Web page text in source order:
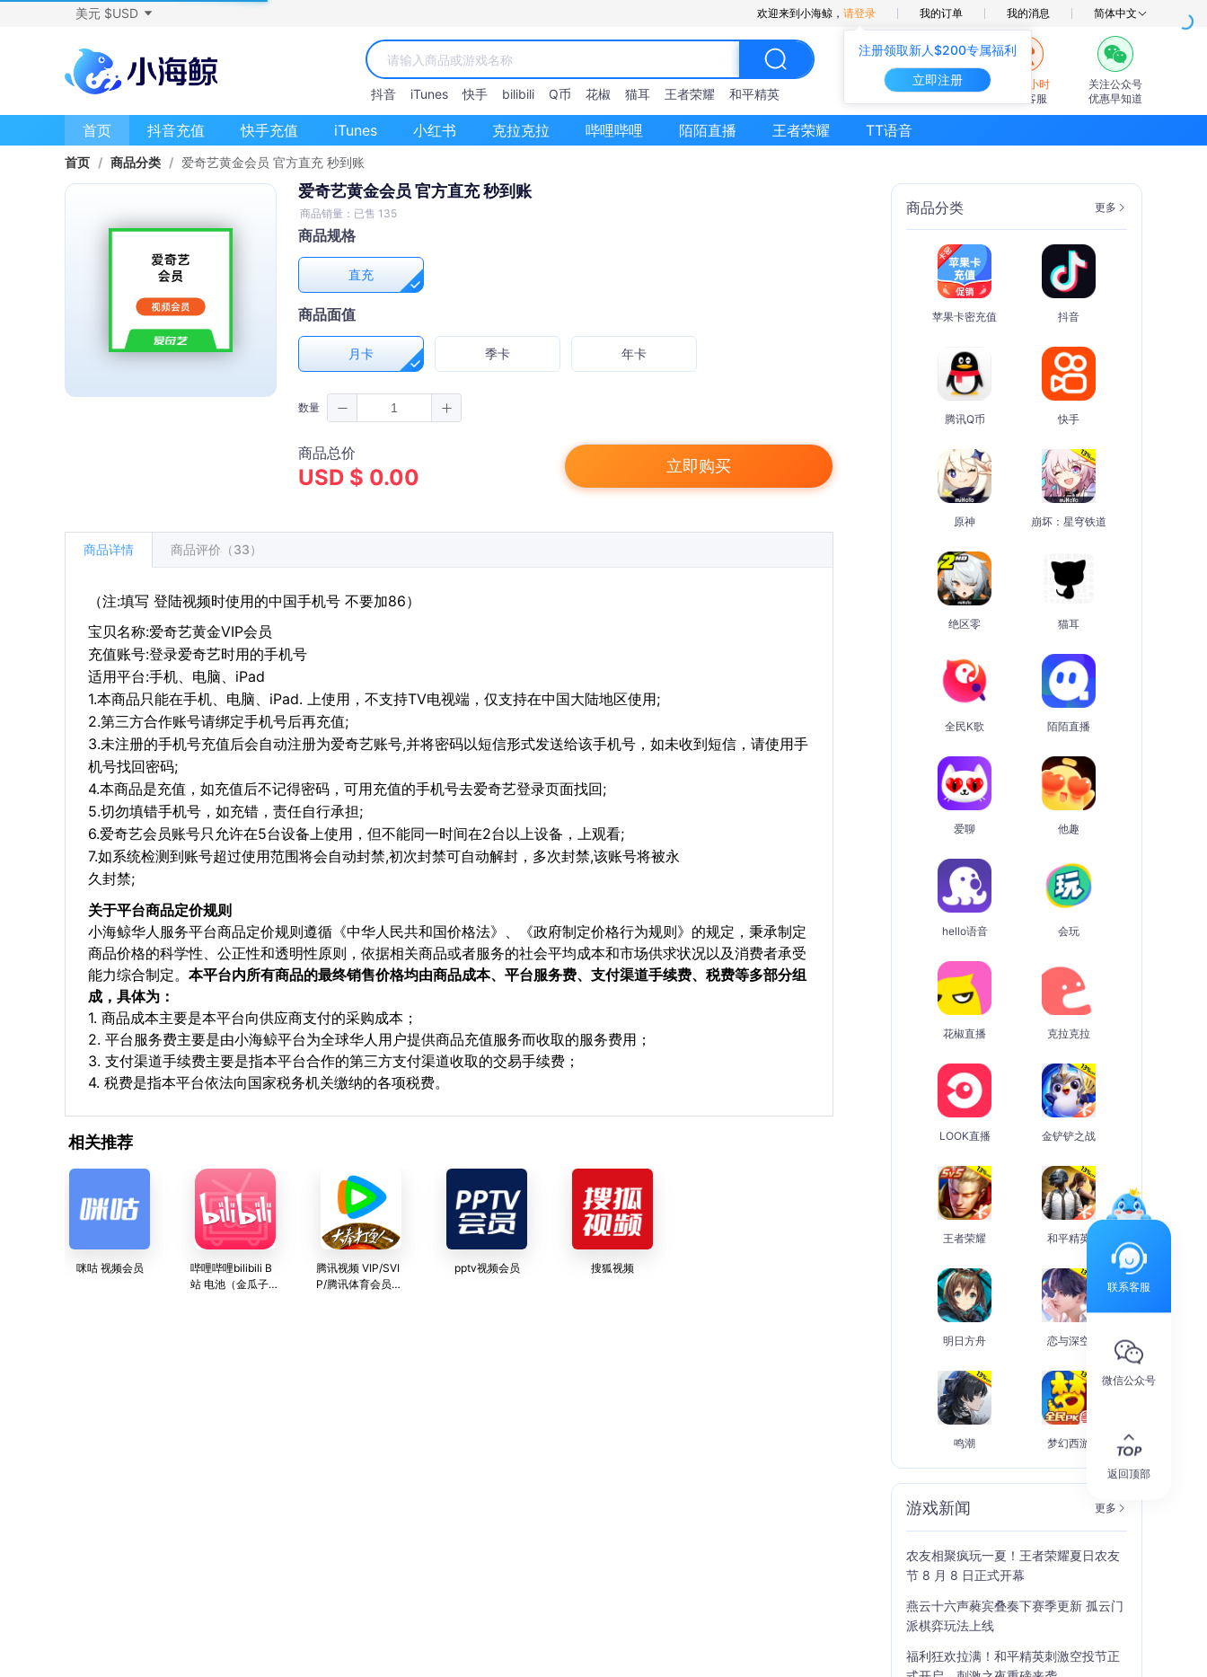
注册领取新人$200专属福利
立即注册
美元 $USD 欢迎来到小海鲸， 请登录 我的订单 我的消息 简体中文
抖音 iTunes 快手 bilibili Q币 花椒 猫耳 王者荣耀 和平精英
7×24小时
在线客服
关注公众号
优惠早知道
首页 抖音充值 快手充值 iTunes 小红书 克拉克拉 哔哩哔哩 陌陌直播 王者荣耀 TT语音
首页 / 商品分类 / 爱奇艺黄金会员 官方直充 秒到账
爱奇艺黄金会员 官方直充 秒到账
商品销量：已售 135
商品规格
直充
商品面值
月卡 季卡 年卡
数量
商品总价
USD $ 0.00 立即购买
商品详情 商品评价（33）
（注:填写 登陆视频时使用的中国手机号 不要加86）
宝贝名称:爱奇艺黄金VIP会员
充值账号:登录爱奇艺时用的手机号
适用平台:手机、电脑、iPad
1.本商品只能在手机、电脑、iPad. 上使用，不支持TV电视端，仅支持在中国大陆地区使用;
2.第三方合作账号请绑定手机号后再充值;
3.未注册的手机号充值后会自动注册为爱奇艺账号,并将密码以短信形式发送给该手机号，如未收到短信，请使用手
机号找回密码;
4.本商品是充值，如充值后不记得密码，可用充值的手机号去爱奇艺登录页面找回;
5.切勿填错手机号，如充错，责任自行承担;
6.爱奇艺会员账号只允许在5台设备上使用，但不能同一时间在2台以上设备，上观看;
7.如系统检测到账号超过使用范围将会自动封禁,初次封禁可自动解封，多次封禁,该账号将被永
久封禁;
关于平台商品定价规则
小海鲸华人服务平台商品定价规则遵循《中华人民共和国价格法》、《政府制定价格行为规则》的规定，秉承制定
商品价格的科学性、公正性和透明性原则，依据相关商品或者服务的社会平均成本和市场供求状况以及消费者承受
能力综合制定。 本平台内所有商品的最终销售价格均由商品成本、平台服务费、支付渠道手续费、税费等多部分组
成，具体为：
1. 商品成本主要是本平台向供应商支付的采购成本；
2. 平台服务费主要是由小海鲸平台为全球华人用户提供商品充值服务而收取的服务费用；
3. 支付渠道手续费主要是指本平台合作的第三方支付渠道收取的交易手续费；
4. 税费是指本平台依法向国家税务机关缴纳的各项税费。
相关推荐
咪咕 视频会员
哔哩哔哩bilibili B
站 电池（金瓜子）
腾讯视频 VIP/SVI
P/腾讯体育会员充
pptv视频会员 搜狐视频
商品分类 更多
苹果卡密充值 抖音
腾讯Q币 快手
原神 崩坏：星穹铁道
绝区零 猫耳
全民K歌 陌陌直播
爱聊 他趣
hello语音 会玩
花椒直播 克拉克拉
LOOK直播 金铲铲之战
王者荣耀 和平精英
明日方舟 恋与深空
鸣潮 梦幻西游
游戏新闻 更多
农友相聚疯玩一夏！王者荣耀夏日农友
节 8 月 8 日正式开幕
燕云十六声蕤宾叠奏下赛季更新 孤云门
派棋弈玩法上线
福利狂欢拉满！和平精英刺激空投节正
联系客服
微信公众号
返回顶部